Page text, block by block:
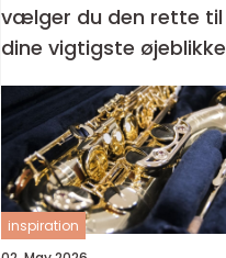
vælger du den rette til
dine vigtigste øjeblikke
inspiration